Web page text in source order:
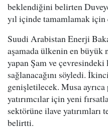
beklendiğini belirten
yıl içinde tamamlamak için
Suudi Arabistan Enerji
aşamada ülkenin en
yapan Şam ve
sağlanacağını söyledi.
genişletilecek. Musa
yatırımcılar için yeni
sektörüne ilave
belirtti.